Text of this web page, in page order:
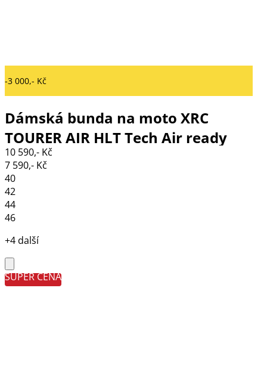
-3 000,- Kč
Dámská bunda na moto XRC
TOURER AIR HLT Tech Air ready
black
10 590,- Kč
7 590,- Kč
40
42
44
46
+4 další
SUPER CENA